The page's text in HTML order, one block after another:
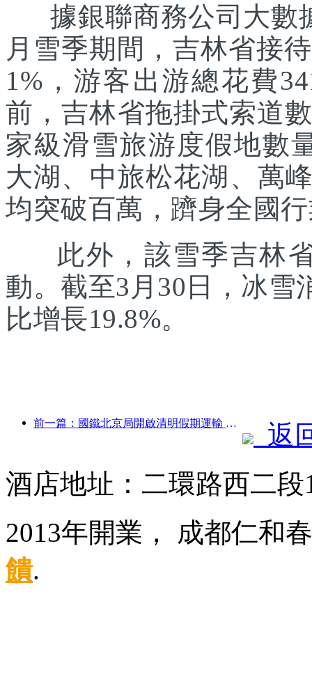
據銀聯商務公司大數
月雪季期間，吉林省接
1%，游客出游總花費
前，吉林省拖掛式索道
家級滑雪旅游度假地數
大湖、中旅松花湖、萬
均突破百萬，躋身全國
此外，該雪季吉林省
動。截至3月30日，冰雪
比增長19.8%。
前一篇：國鐵北京局開啟清明假期運輸 預計發送旅客737萬人次
返
酒店地址：二環路西二
2013年開業， 成都仁
饋.